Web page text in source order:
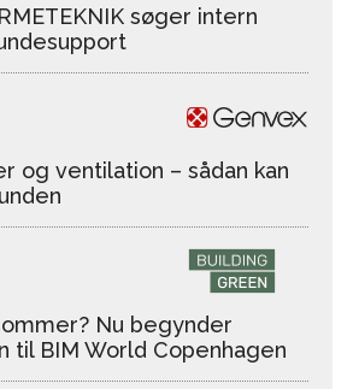
søger intern
og ventilation – sådan kan
Nu begynder
BIM World Copenhagen